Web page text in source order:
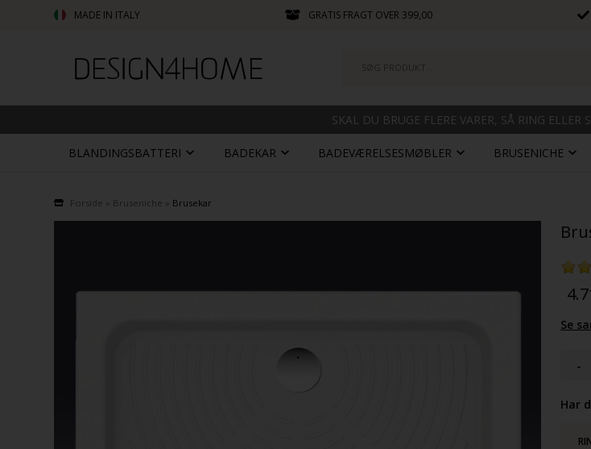
MADE IN ITALY GRATIS FRAGT OVER 399,00
SKAL DU BRUGE FLERE VARER, SÅ RING
BLANDINGSBATTERI BADEKAR BADEVÆRELSESMØBLER BRUSENICHE
Forside Bruseniche Brusekar
Se
-